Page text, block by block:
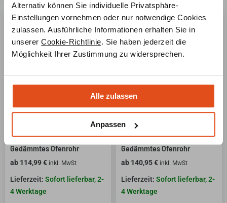
Alternativ können Sie individuelle Privatsphäre-
Einstellungen vornehmen oder nur notwendige Cookies
zulassen. Ausführliche Informationen erhalten Sie in
unserer Cookie-Richtlinie. Sie haben jederzeit die
Möglichkeit Ihrer Zustimmung zu widersprechen.
Alle zulassen
Anpassen
Jeremias Ofenrohr ISO-Line
Black – Winkel 30° mit Tür –
Gedämmtes Ofenrohr
ab 114,99€ inkl. MwSt
Sofort lieferbar, 2-
4 Werktage
Jeremias Ofenrohr ISO-Line
Black – Winkel 30° ohne Tür –
Gedämmtes Ofenrohr
ab 140,95€ inkl. MwSt
Sofort lieferbar, 2-
4 Werktage